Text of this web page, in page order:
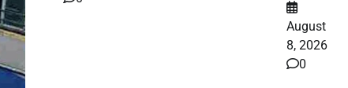
August
8, 2026
0